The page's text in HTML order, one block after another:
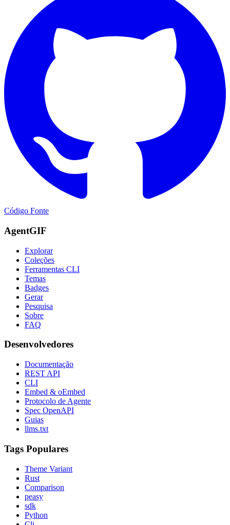
Código Fonte
AgentGIF
Explorar
Coleções
Ferramentas CLI
Temas
Badges
Gerar
Pesquisa
Sobre
FAQ
Desenvolvedores
Documentação
REST API
CLI
Embed & oEmbed
Protocolo de Agente
Spec OpenAPI
Guias
llms.txt
Tags Populares
Theme Variant
Rust
Comparison
peasy
sdk
Python